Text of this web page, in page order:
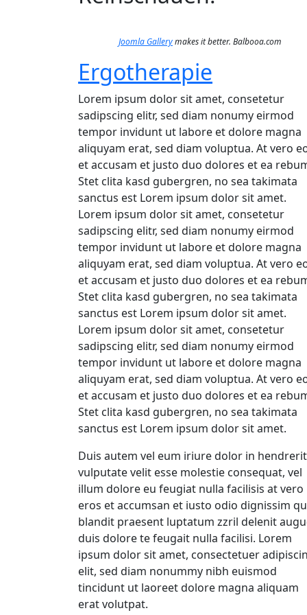
Joomla Gallerymakes it better. Balbooa.com
Ergotherapie
Lorem ipsum dolor sit amet, consetetur
sadipscing elitr, sed diam nonumy eirmod
tempor invidunt ut labore et dolore magna
aliquyam erat, sed diam voluptua. At vero
et accusam et justo duo dolores et ea
Stet clita kasd gubergren, no sea takimata
sanctus est Lorem ipsum dolor sit amet.
Lorem ipsum dolor sit amet, consetetur
sadipscing elitr, sed diam nonumy eirmod
tempor invidunt ut labore et dolore magna
aliquyam erat, sed diam voluptua. At vero
et accusam et justo duo dolores et ea
Stet clita kasd gubergren, no sea takimata
sanctus est Lorem ipsum dolor sit amet.
Lorem ipsum dolor sit amet, consetetur
sadipscing elitr, sed diam nonumy eirmod
tempor invidunt ut labore et dolore magna
aliquyam erat, sed diam voluptua. At vero
et accusam et justo duo dolores et ea
Stet clita kasd gubergren, no sea takimata
sanctus est Lorem ipsum dolor sit amet.
Duis autem vel eum iriure dolor in
vulputate velit esse molestie consequat, vel
illum dolore eu feugiat nulla facilisis at vero
eros et accumsan et iusto odio dignissim
blandit praesent luptatum zzril delenit
duis dolore te feugait nulla facilisi. Lorem
ipsum dolor sit amet, consectetuer
elit, sed diam nonummy nibh euismod
tincidunt ut laoreet dolore magna aliquam
erat volutpat.